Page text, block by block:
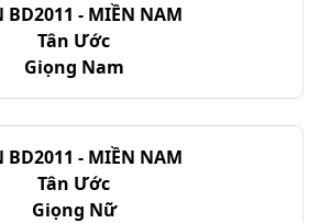
BD2011 - MIỀN NAM
Tân Ước
Giọng Nam
BD2011 - MIỀN NAM
Tân Ước
Giọng Nữ